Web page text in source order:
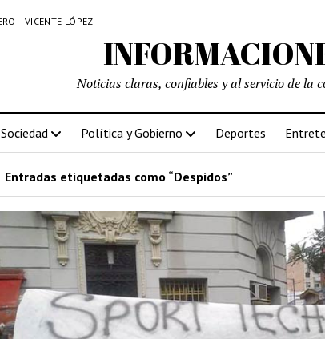
VICENTE LÓPEZ
Noticias claras, confiables y al servicio de la
Sociedad Política y Gobierno Deportes
Entradas etiquetadas como “Despidos”